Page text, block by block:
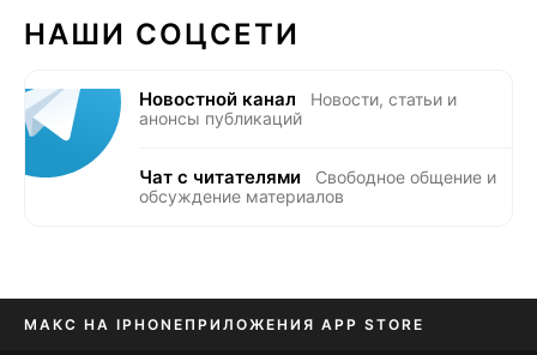
НАШИ СОЦСЕТИ
Новостной канал
Новости, статьи и
анонсы публикаций
Чат с читателями
Свободное общение и
обсуждение материалов
МАКС НА IPHONE ПРИЛОЖЕНИЯ APP STORE